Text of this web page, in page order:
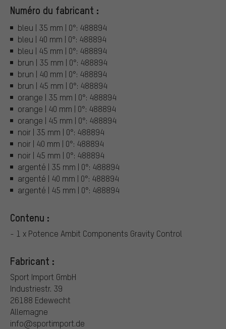
Numéro du fabricant :
bleu | 35 mm | 0°: 488894
bleu | 40 mm | 0°: 488894
bleu | 45 mm | 0°: 488894
brun | 35 mm | 0°: 488894
brun | 40 mm | 0°: 488894
brun | 45 mm | 0°: 488894
orange | 35 mm | 0°: 488894
orange | 40 mm | 0°: 488894
orange | 45 mm | 0°: 488894
noir | 35 mm | 0°: 488894
noir | 40 mm | 0°: 488894
noir | 45 mm | 0°: 488894
argenté | 35 mm | 0°: 488894
argenté | 40 mm | 0°: 488894
argenté | 45 mm | 0°: 488894
Contenu :
- 1 x Potence Ambit Components Gravity Control
Fabricant :
Sport Import GmbH
Industriestr. 39
26188 Edewecht
Allemagne
info@sportimport.de